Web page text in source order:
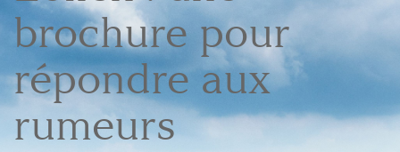
brochure pour
répondre aux
rumeurs